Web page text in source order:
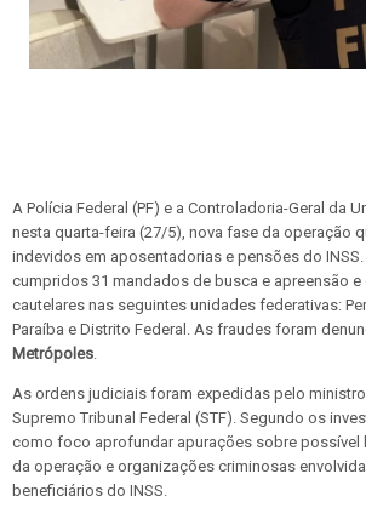
A Polícia Federal (PF) e a Controladoria-Geral da
nesta quarta-feira (27/5), nova fase da operação
indevidos em aposentadorias e pensões do
cumpridos 31 mandados de busca e apreensão
cautelares nas seguintes unidades federativas:
Paraíba e Distrito Federal. As fraudes foram
Metrópoles
As ordens judiciais foram expedidas pelo
Supremo Tribunal Federal (STF). Segundo os
como foco aprofundar apurações sobre possível
da operação e organizações criminosas
beneficiários do INSS.